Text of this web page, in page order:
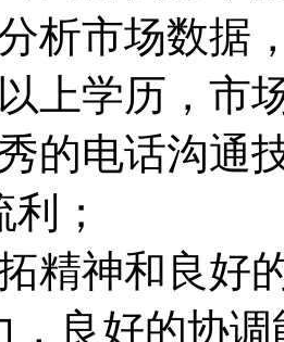
析市场数据
上学历，市
的电话沟通
；
精神和良好
，良好的协调